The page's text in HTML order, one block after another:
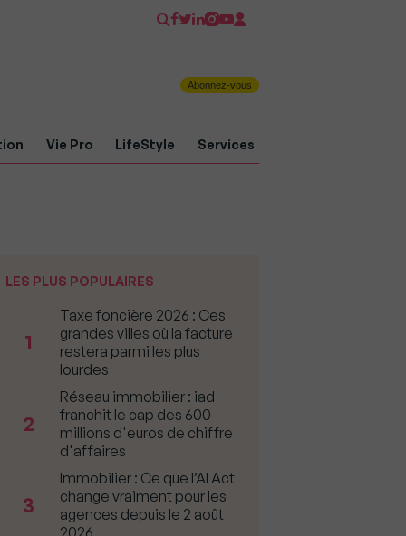
Abonnez-vous
Vie Pro LifeStyle Services
LES PLUS POPULAIRES
1
Taxe foncière 2026 : Ces
grandes villes où la facture
restera parmi les plus
lourdes
2
Réseau immobilier : iad
franchit le cap des 600
millions d'euros de chiffre
d'affaires
3
Immobilier : Ce que l’AI Act
change vraiment pour les
agences depuis le 2 août
2026